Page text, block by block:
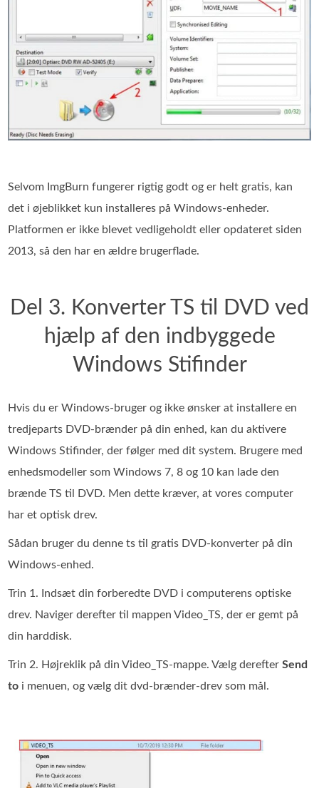
Selvom ImgBurn fungerer rigtig godt og er helt gratis, kan
det i øjeblikket kun installeres på Windows-enheder.
Platformen er ikke blevet vedligeholdt eller opdateret siden
2013, så den har en ældre brugerflade.
Del 3. Konverter TS til DVD ved
hjælp af den indbyggede
Windows Stifinder
Hvis du er Windows-bruger og ikke ønsker at installere en
tredjeparts DVD-brænder på din enhed, kan du aktivere
Windows Stifinder, der følger med dit system. Brugere med
enhedsmodeller som Windows 7, 8 og 10 kan lade den
brænde TS til DVD. Men dette kræver, at vores computer
har et optisk drev.
Sådan bruger du denne ts til gratis DVD-konverter på din
Windows-enhed.
Trin 1. Indsæt din forberedte DVD i computerens optiske
drev. Naviger derefter til mappen Video_TS, der er gemt på
din harddisk.
Trin 2. Højreklik på din Video_TS‑mappe. Vælg derefterSend
to i menuen, og vælg dit dvd‑brænder‑drev som mål.